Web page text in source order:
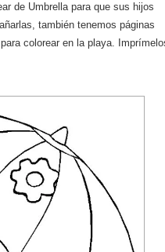
de Umbrella para que sus hijos
también tenemos páginas
colorear en la playa.